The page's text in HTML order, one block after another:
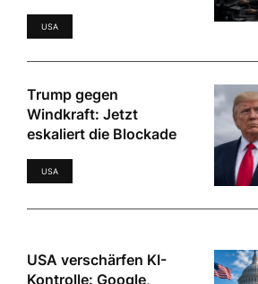
USA
Trump gegen
Windkraft: Jetzt
eskaliert die Blockade
USA
USA verschärfen KI-
Kontrolle: Google,